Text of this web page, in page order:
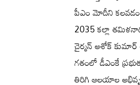
పీఎం మోదీని
2035 కల్లా
చైర్మన్ అశోక్
గతంలో డీఎంకే
తిరిగి ఆలయాల